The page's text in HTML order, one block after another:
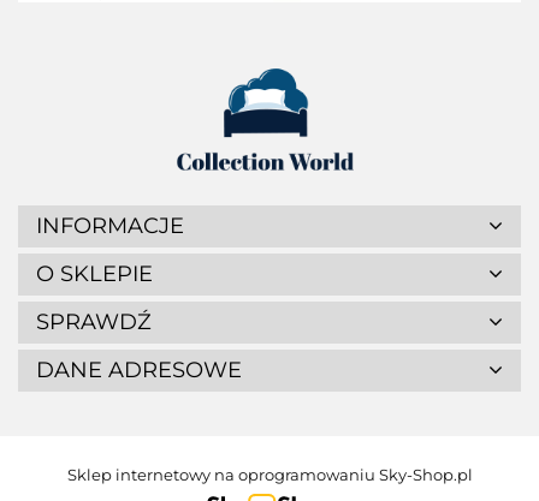
INFORMACJE
O SKLEPIE
SPRAWDŹ
DANE ADRESOWE
Sklep internetowy na oprogramowaniu Sky-Shop.pl